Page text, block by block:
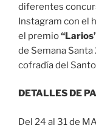
diferentes
Instagram con el
el premio
de Semana
cofradía del
DETALLES DE
Del 24 al 31 de